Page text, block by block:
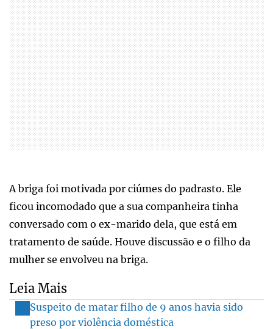
A briga foi motivada por ciúmes do padrasto. Ele
ficou incomodado que a sua companheira tinha
conversado com o ex-marido dela, que está em
tratamento de saúde. Houve discussão e o filho da
mulher se envolveu na briga.
Leia Mais
Suspeito de matar filho de 9 anos havia sido
preso por violência doméstica